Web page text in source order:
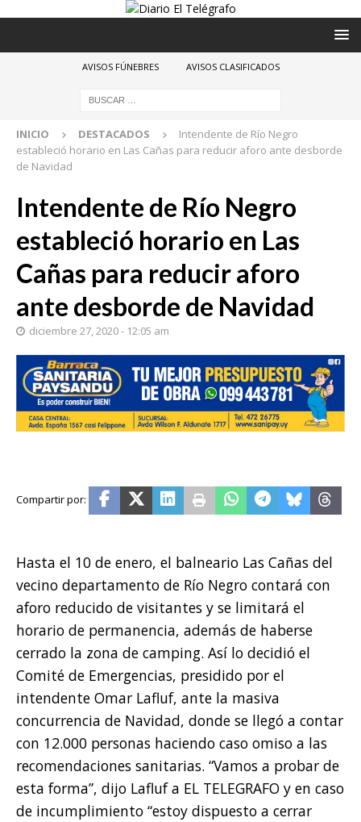
AVISOS FÚNEBRES AVISOS CLASIFICADOS
INICIO DESTACADOS
Intendente de Río Negro
estableció horario en Las Cañas para reducir aforo ante desborde
de Navidad
Intendente de Río Negro
estableció horario en Las
Cañas para reducir aforo
ante desborde de Navidad
diciembre 27, 2020 - 12:05 am
Hasta el 10 de enero, el balneario Las Cañas del
vecino departamento de Río Negro contará con
aforo reducido de visitantes y se limitará el
horario de permanencia, además de haberse
cerrado la zona de camping. Así lo decidió el
Comité de Emergencias, presidido por el
intendente Omar Lafluf, ante la masiva
concurrencia de Navidad, donde se llegó a contar
con 12.000 personas haciendo caso omiso a las
recomendaciones sanitarias. “Vamos a probar de
esta forma”, dijo Lafluf a EL TELEGRAFO y en caso
de incumplimiento “estoy dispuesto a cerrar